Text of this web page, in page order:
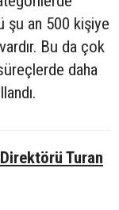
şu an 500 kişiye
Bu da çok
daha
Turan